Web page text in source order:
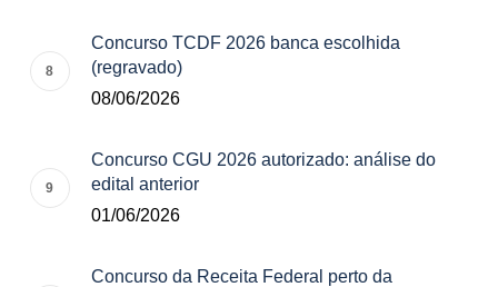
Concurso TCDF 2026 banca escolhida
(regravado)
08/06/2026
Concurso CGU 2026 autorizado: análise do
edital anterior
01/06/2026
Concurso da Receita Federal perto da